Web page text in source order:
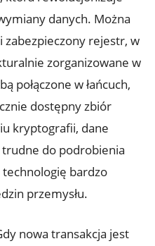
danych. ‌Można
zabezpieczony ​rejestr, w
zorganizowane w
połączone⁤ w łańcuch,
dostępny zbiór
kryptografii, dane
trudne do podrobienia
bardzo
‍przemysłu.
nowa ⁢transakcja jest